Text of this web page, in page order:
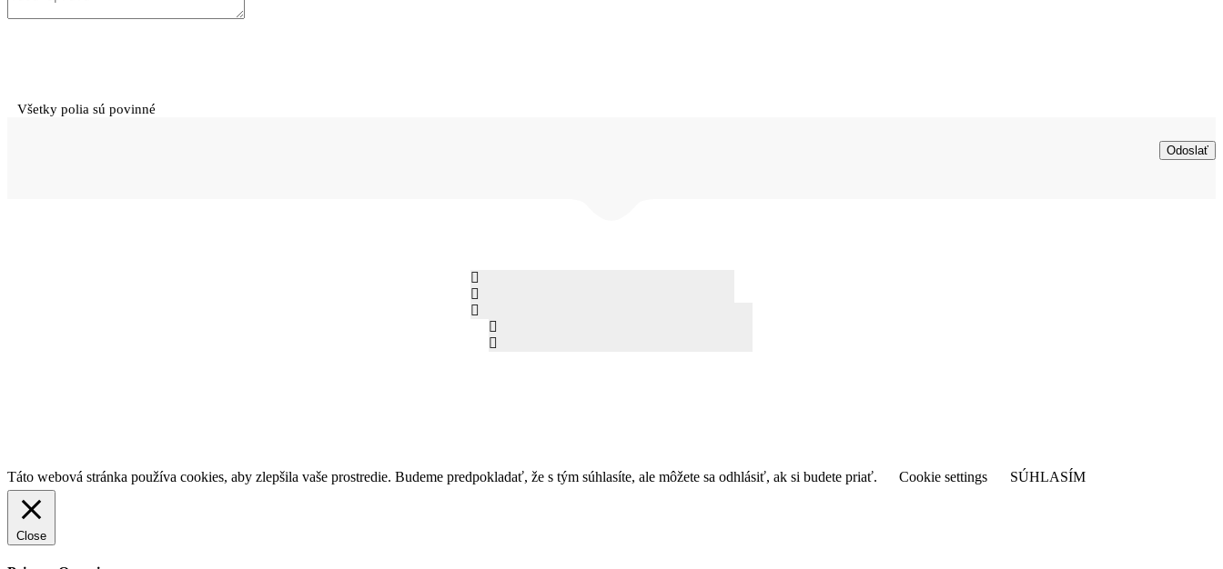
Všetky polia sú povinné
Táto webová stránka používa cookies, aby zlepšila vaše prostredie. Budeme predpokladať, že s tým súhlasíte, ale môžete sa odhlásiť, ak si budete priať. Cookie settings SÚHLASÍM
Close